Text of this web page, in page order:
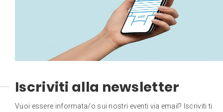
Iscriviti alla newsletter
Vuoi essere informata/o sui nostri eventi via email? Iscriviti ti